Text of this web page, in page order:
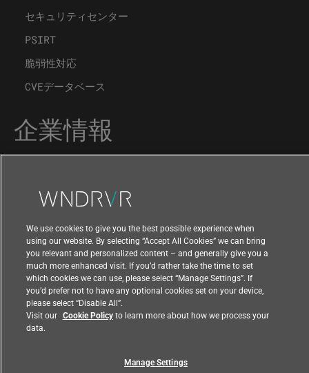
セキュリティセンター
PSIRT
脆弱性対応
CVEデータベース
企業情報
ニュース
エグゼクティブチーム
パートナー
採用情報
大学プログラム
We use cookies to give you the best possible experience when
using our website. By selecting “Accept All Cookies” we can bring
you relevant and personalized content – and generally give you a
much more enhanced visit. If you’d rather take the time to set
which cookies we can use, please select “Manage Settings”. If
you’d prefer not to have any optional cookies set on your device,
please select “Disable All”.
Visit our Cookie Policyto learn more about how we process your
data.
Manage Settings